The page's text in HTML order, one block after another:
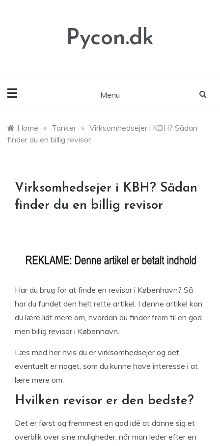
Pycon.dk
Menu
Home » Tanker » Virksomhedsejer i KBH? Sådan
finder du en billig revisor
Virksomhedsejer i KBH? Sådan
finder du en billig revisor
Har du brug for at finde en revisor i København? Så
har du fundet den helt rette artikel. I denne artikel kan
du lære lidt mere om, hvordan du finder frem til en god
men billig revisor i København.
Læs med her hvis du er virksomhedsejer og det
eventuelt er noget, som du kunne have interesse i at
lære mere om.
Hvilken revisor er den bedste?
Det er først og fremmest en god idé at danne sig et
overblik over sine muligheder, når man leder efter en